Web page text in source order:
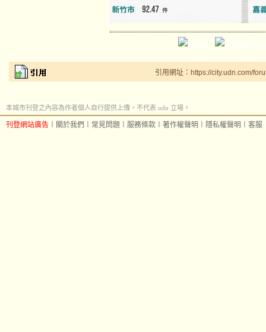
引用網址：https://city.udn.com/
本城市刊登之內容為作者個人自行提供上傳，不代表 udn 立場。
刊登網站廣告 關於我們 常見問題 服務條款 著作權聲明 隱私權聲明 客服